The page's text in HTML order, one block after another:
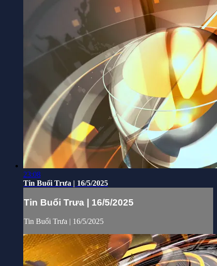
23:08
Tin Buổi Trưa | 16/5/2025
Tin Buổi Trưa | 16/5/2025
Tin Buổi Trưa | 16/5/2025